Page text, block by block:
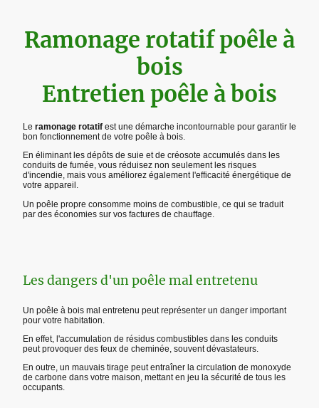
Ramonage rotatif poêle à
bois
Entretien poêle à bois
Le ramonage rotatif est une démarche incontournable pour garantir le
bon fonctionnement de votre poêle à bois.
En éliminant les dépôts de suie et de créosote accumulés dans les
conduits de fumée, vous réduisez non seulement les risques
d'incendie, mais vous améliorez également l'efficacité énergétique de
votre appareil.
Un poêle propre consomme moins de combustible, ce qui se traduit
par des économies sur vos factures de chauffage.
Les dangers d'un poêle mal entretenu
Un poêle à bois mal entretenu peut représenter un danger important
pour votre habitation.
En effet, l'accumulation de résidus combustibles dans les conduits
peut provoquer des feux de cheminée, souvent dévastateurs.
En outre, un mauvais tirage peut entraîner la circulation de monoxyde
de carbone dans votre maison, mettant en jeu la sécurité de tous les
occupants.